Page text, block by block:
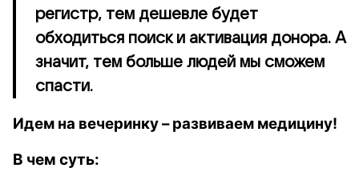
регистр, тем дешевле будет
обходиться поиск и активация донора. А
значит, тем больше людей мы сможем
спасти.
Идем на вечеринку – развиваем медицину!
В чем суть: